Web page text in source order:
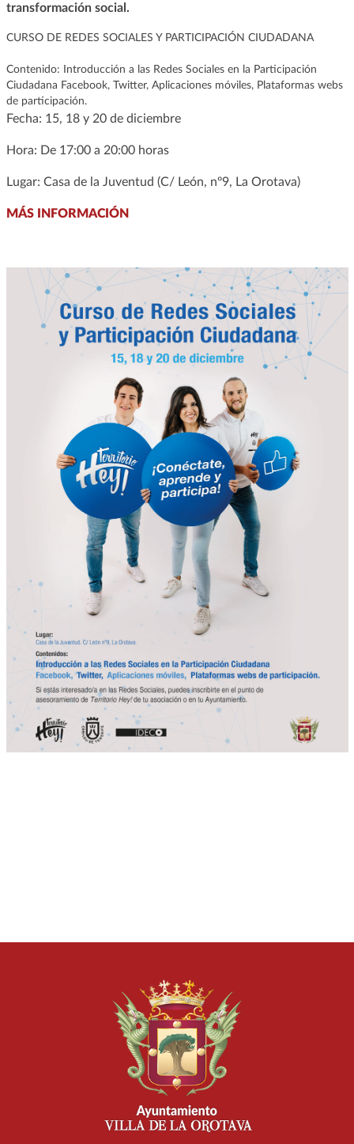
transformación social.
CURSO DE REDES SOCIALES Y PARTICIPACIÓN CIUDADANA
Contenido: Introducción a las Redes Sociales en la Participación
Ciudadana Facebook, Twitter, Aplicaciones móviles, Plataformas webs
de participación.
Fecha: 15, 18 y 20 de diciembre
Hora: De 17:00 a 20:00 horas
Lugar: Casa de la Juventud (C/ León, nº9, La Orotava)
MÁS INFORMACIÓN